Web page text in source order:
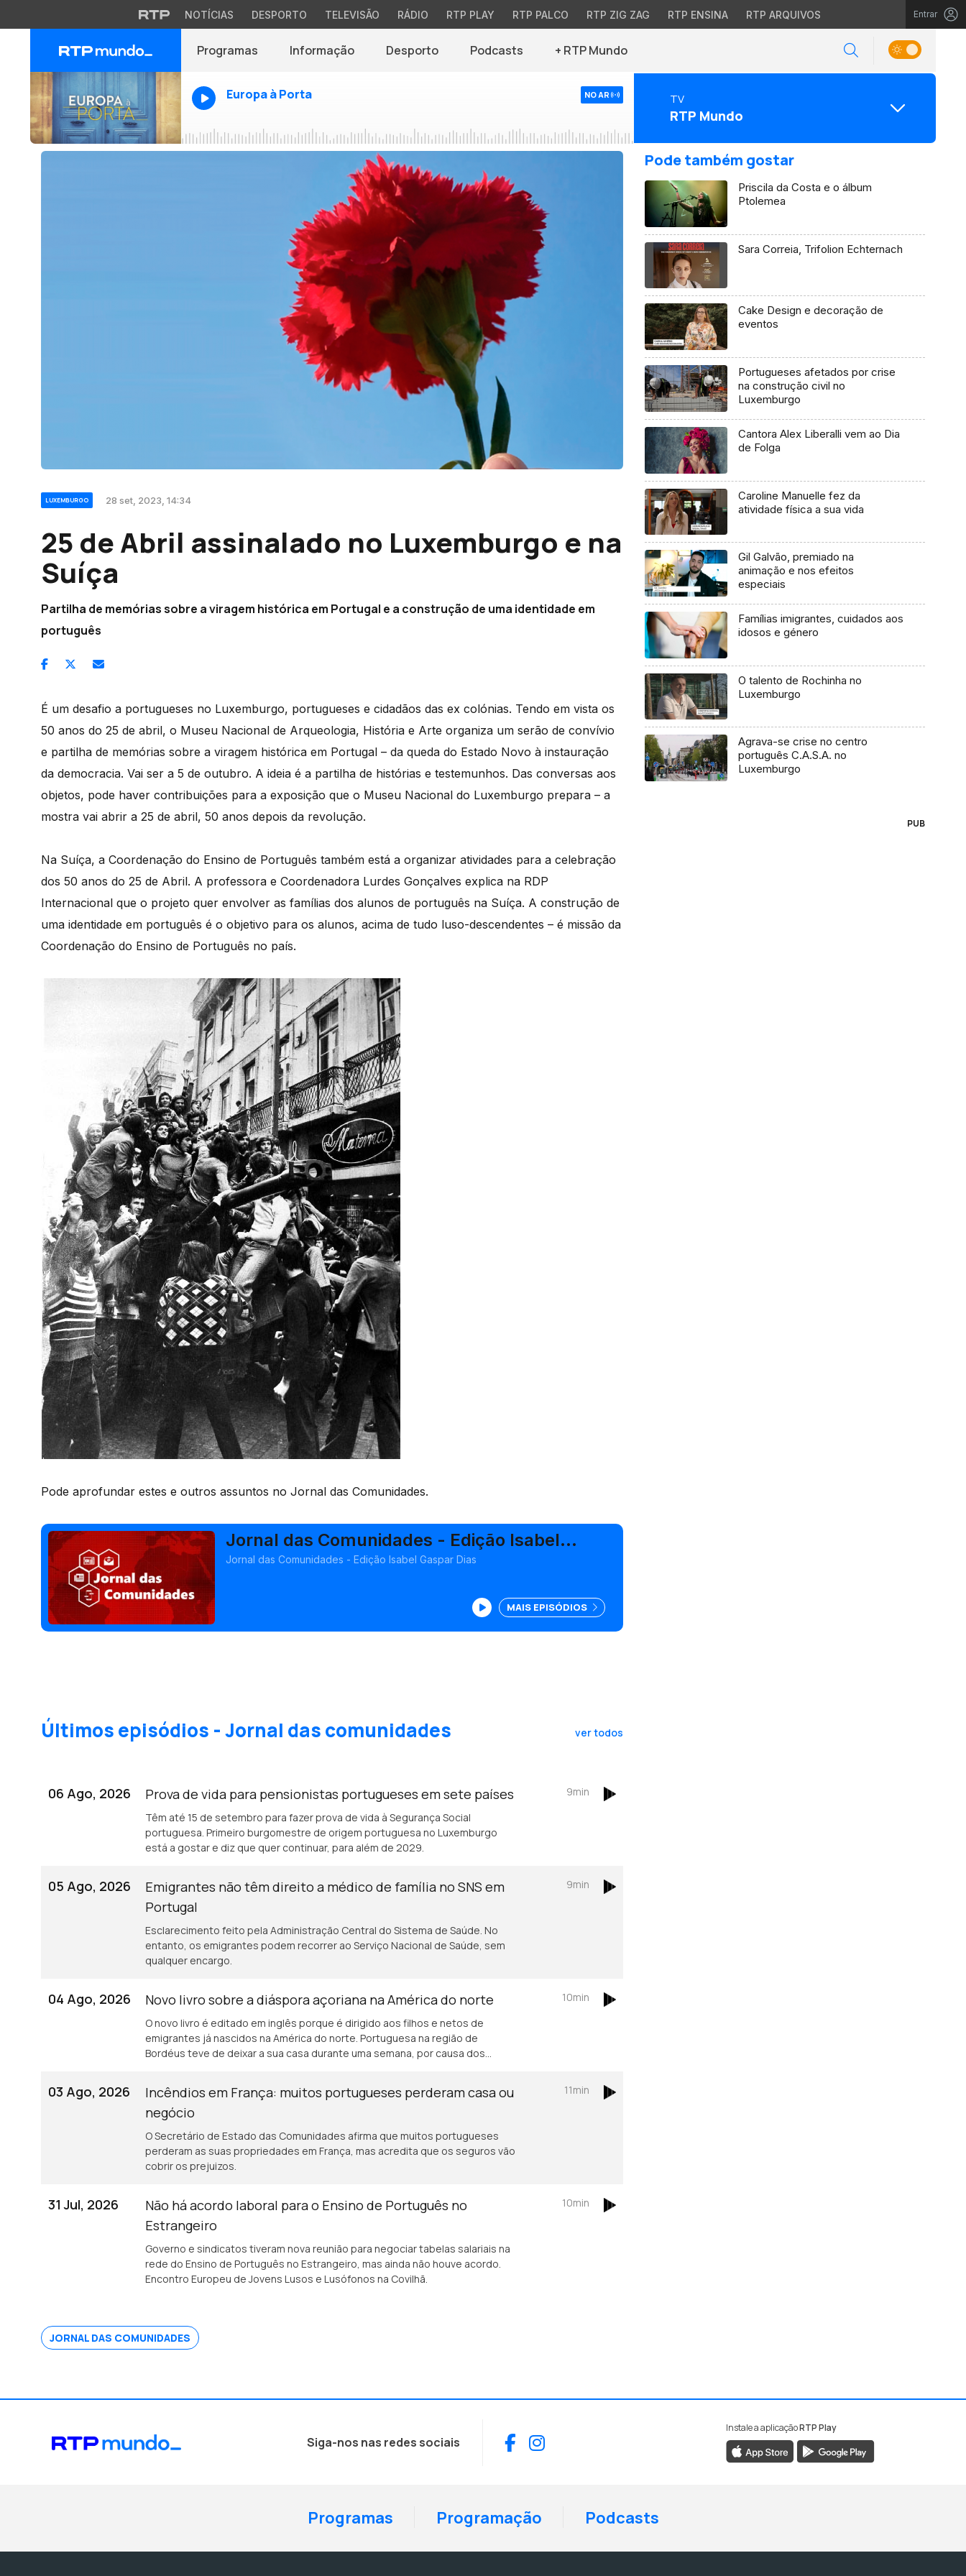
NOTÍCIAS DESPORTO TELEVISÃO RÁDIO RTP PLAY RTP PALCO RTP ZIG ZAG RTP ENSINA RTP ARQUIVOS Entrar
Programas Informação Desporto Podcasts + RTP Mundo
Europa à Porta NO AR TV
RTP Mundo
LUXEMBURGO 28 set, 2023, 14:34
25 de Abril assinalado no Luxemburgo e na
Suíça
Partilha de memórias sobre a viragem histórica em Portugal e a construção de uma identidade em
português
É um desafio a portugueses no Luxemburgo, portugueses e cidadãos das ex colónias. Tendo em vista os
50 anos do 25 de abril, o Museu Nacional de Arqueologia, História e Arte organiza um serão de convívio
e partilha de memórias sobre a viragem histórica em Portugal – da queda do Estado Novo à instauração
da democracia. Vai ser a 5 de outubro. A ideia é a partilha de histórias e testemunhos. Das conversas aos
objetos, pode haver contribuições para a exposição que o Museu Nacional do Luxemburgo prepara – a
mostra vai abrir a 25 de abril, 50 anos depois da revolução.
Na Suíça, a Coordenação do Ensino de Português também está a organizar atividades para a celebração
dos 50 anos do 25 de Abril. A professora e Coordenadora Lurdes Gonçalves explica na RDP
Internacional que o projeto quer envolver as famílias dos alunos de português na Suíça. A construção de
uma identidade em português é o objetivo para os alunos, acima de tudo luso-descendentes – é missão da
Coordenação do Ensino de Português no país.
Pode aprofundar estes e outros assuntos no Jornal das Comunidades.
Jornal das Comunidades - Edição Isabel
Gaspar Dias
Jornal das Comunidades - Edição Isabel Gaspar Dias
MAIS EPISÓDIOS
Últimos episódios - Jornal das comunidades ver todos
06 Ago, 2026 Prova de vida para pensionistas portugueses em sete países
Têm até 15 de setembro para fazer prova de vida à Segurança Social
portuguesa. Primeiro burgomestre de origem portuguesa no Luxemburgo
está a gostar e diz que quer continuar, para além de 2029.
9min
05 Ago, 2026
Emigrantes não têm direito a médico de família no SNS em
Portugal
Esclarecimento feito pela Administração Central do Sistema de Saúde. No
entanto, os emigrantes podem recorrer ao Serviço Nacional de Saúde, sem
qualquer encargo.
9min
04 Ago, 2026 Novo livro sobre a diáspora açoriana na América do norte
O novo livro é editado em inglês porque é dirigido aos filhos e netos de
emigrantes já nascidos na América do norte. Portuguesa na região de
Bordéus teve de deixar a sua casa durante uma semana, por causa dos
10min
03 Ago, 2026
Incêndios em França: muitos portugueses perderam casa ou
negócio
O Secretário de Estado das Comunidades afirma que muitos portugueses
perderam as suas propriedades em França, mas acredita que os seguros vão
cobrir os prejuizos.
11min
31 Jul, 2026
Não há acordo laboral para o Ensino de Português no
Estrangeiro
Governo e sindicatos tiveram nova reunião para negociar tabelas salariais na
rede do Ensino de Português no Estrangeiro, mas ainda não houve acordo.
Encontro Europeu de Jovens Lusos e Lusófonos na Covilhã.
10min
JORNAL DAS COMUNIDADES
Pode também gostar
Priscila da Costa e o álbum
Ptolemea
Sara Correia, Trifolion Echternach
Cake Design e decoração de
eventos
Portugueses afetados por crise
na construção civil no
Luxemburgo
Cantora Alex Liberalli vem ao Dia
de Folga
Caroline Manuelle fez da
atividade física a sua vida
Gil Galvão, premiado na
animação e nos efeitos
especiais
Famílias imigrantes, cuidados aos
idosos e género
O talento de Rochinha no
Luxemburgo
Agrava-se crise no centro
português C.A.S.A. no
Luxemburgo
PUB
Siga-nos nas redes sociais Facebook
Instagram
Instale a aplicaçãoRTP Play
Programas Programação Podcasts